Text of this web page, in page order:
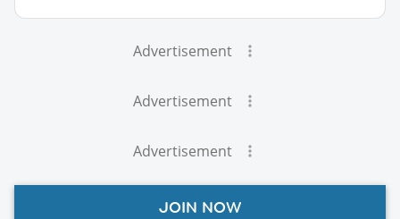
Advertisement
Advertisement
Advertisement
JOIN NOW